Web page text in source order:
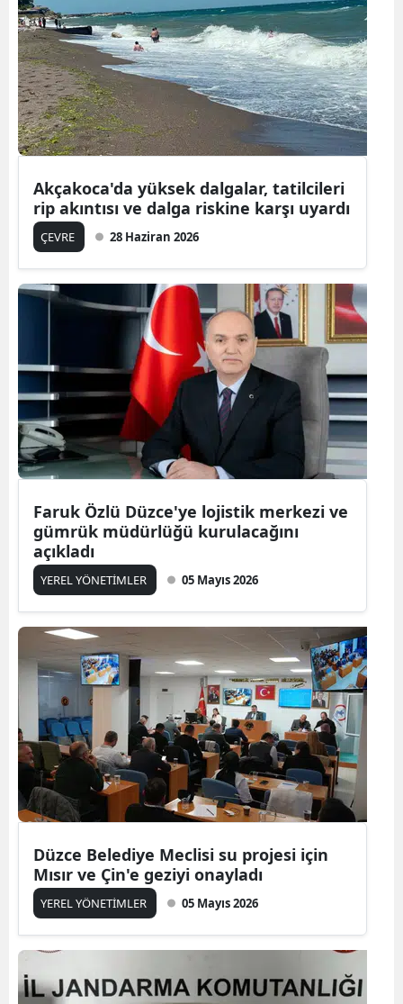
Akçakoca'da yüksek dalgalar, tatilcileri
rip akıntısı ve dalga riskine karşı uyardı
ÇEVRE 28 Haziran 2026
Faruk Özlü Düzce'ye lojistik merkezi ve
gümrük müdürlüğü kurulacağını
açıkladı
YEREL YÖNETİMLER 05 Mayıs 2026
Düzce Belediye Meclisi su projesi için
Mısır ve Çin'e geziyi onayladı
YEREL YÖNETİMLER 05 Mayıs 2026